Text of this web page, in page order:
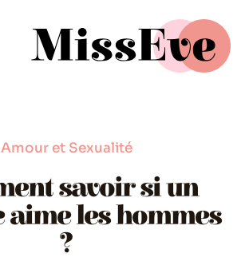
Amour et Sexualité
savoir si un
aime les hommes
?